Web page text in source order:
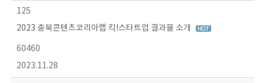
125
2023 충북콘텐츠코리아랩 킥!스타트업 결과물 소개
60460
2023.11.28